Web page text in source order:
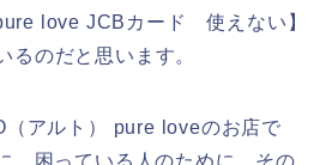
love JCBカード 使えない】
るのだと思います。
（アルト） pure loveのお店で
、困っている人のために、その